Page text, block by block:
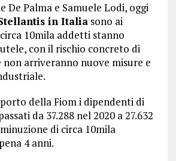
De Palma e Samuele Lodi, oggi
in Italiasono ai
10mila addetti stanno
con il rischio concreto di
non arriveranno nuove misure e
della Fiom i dipendenti di
da 37.288 nel 2020 a 27.632
di circa 10mila
4 anni.